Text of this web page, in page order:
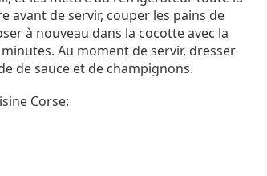
avant de servir, couper les pains de
à nouveau dans la cocotte avec la
Au moment de servir, dresser
de sauce et de champignons.
Corse: